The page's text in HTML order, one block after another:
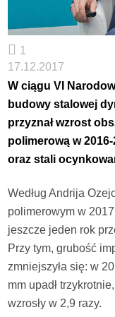
1
17.12.2017
W ciągu VI
budowy stalowej
przyznał wzrost
polimerową w
oraz stali
Według Andrija
polimerowym w
jeszcze jeden rok
Przy tym, grubość
zmniejszyła się: w
mm upadł
wzrosły w 2,9 razy.